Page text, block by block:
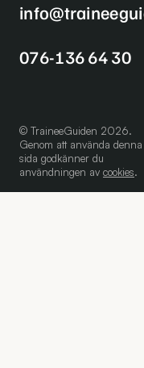
076-136 64 30
© TraineeGuiden 2026.
Genom att använda denna
sida godkänner du
användningen av cookies.